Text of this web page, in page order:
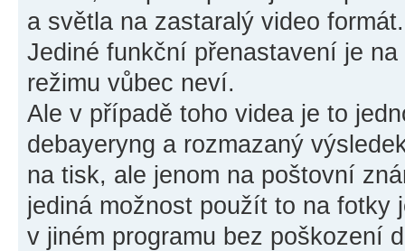
a světla na zastaralý video formát.
Jediné funkční přenastavení je
režimu vůbec neví.
Ale v případě toho videa je to
debayeryng a rozmazaný
na tisk, ale jenom na poštovní
jediná možnost použít to na fotky
v jiném programu bez poškození